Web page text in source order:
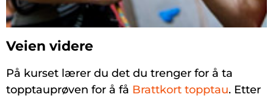
Veien videre
På kurset lærer du det du trenger for å ta
topptauprøven for å få Brattkort topptau. Etter